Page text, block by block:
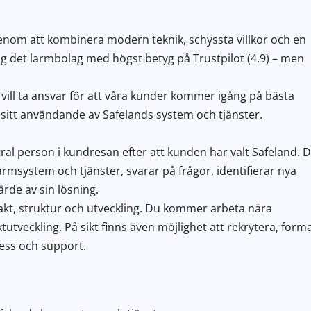
att kombinera modern teknik, schyssta villkor och en
det larmbolag med högst betyg på Trustpilot (4.9) – men
ta ansvar för att våra kunder kommer igång på bästa
användande av Safelands system och tjänster.
person i kundresan efter att kunden har valt Safeland.
och tjänster, svarar på frågor, identifierar nya
av sin lösning.
struktur och utveckling. Du kommer arbeta nära
På sikt finns även möjlighet att rekrytera,
och support.